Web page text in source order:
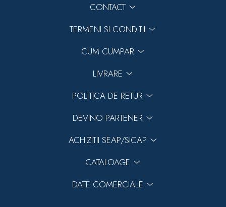
CONTACT
TERMENI SI CONDITII
CUM CUMPAR
LIVRARE
POLITICA DE RETUR
DEVINO PARTENER
ACHIZITII SEAP/SICAP
CATALOAGE
DATE COMERCIALE